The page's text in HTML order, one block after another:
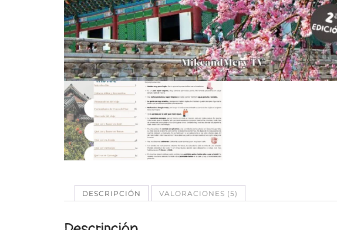
DESCRIPCIÓN VALORACIONES (5)